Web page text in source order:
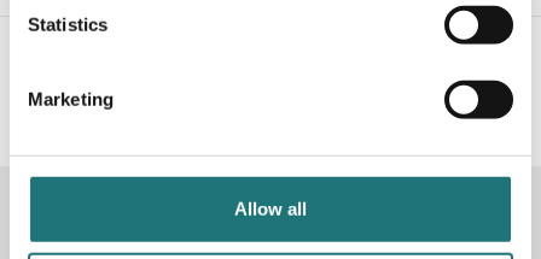
Statistics
Marketing
Allow all
inspiration, erbjudanden och nyheter!
KONTAKTA OSS
Butik